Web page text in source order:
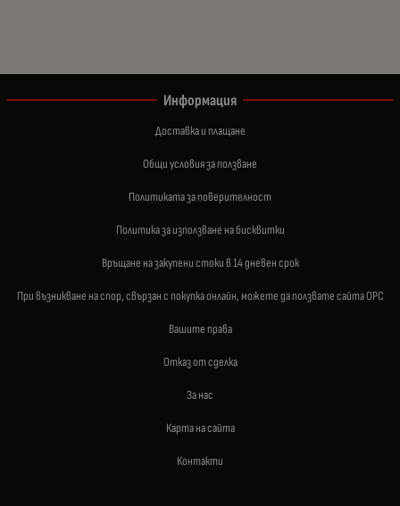
Информация
Доставка и плащане
Общи условия за ползване
Политиката за поверителност
Политика за използване на бисквитки
Връщане на закупени стоки в 14 дневен срок
При възникване на спор, свързан с покупка онлайн, можете да ползвате сайта ОРС
Вашите права
Отказ от сделка
За нас
Карта на сайта
Контакти